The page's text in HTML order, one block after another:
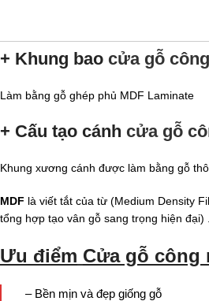
+ Khung bao cửa gỗ
Làm bằng gỗ ghép phủ MDF Laminate
+ Cấu tạo cánh cửa gỗ
Khung xương cánh được làm bằng gỗ
MDF là viết tắt của từ (Medium Density
tổng hợp tạo vân gỗ sang trọng hiện đại) .
Ưu điểm Cửa gỗ công
– Bền mịn và đẹp giống gỗ